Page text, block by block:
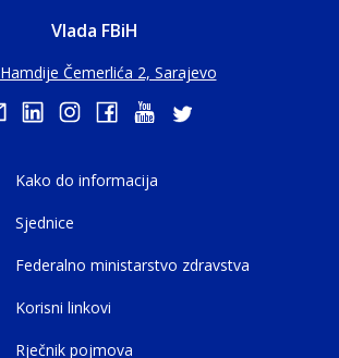
Vlada FBiH
Hamdije Čemerlića 2, Sarajevo
Kako do informacija
Sjednice
Federalno ministarstvo zdravstva
Korisni linkovi
Rječnik pojmova